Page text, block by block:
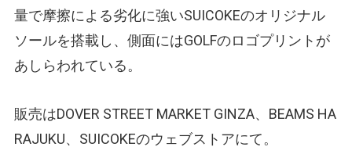
量で摩擦による劣化に強いSUICOKEのオリジナル
ソールを搭載し、側面にはGOLFのロゴプリントが
あしらわれている。
販売はDOVER STREET MARKET GINZA、BEAMS HA
RAJUKU、SUICOKEのウェブストアにて。